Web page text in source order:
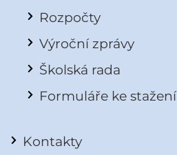
Rozpočty
Výroční zprávy
Školská rada
Formuláře ke stažení
Kontakty